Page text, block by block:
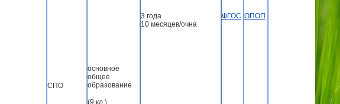
СПО
основное
общее
образование
(9 кл.)
3 года
10 месяцев/очна
ФГОС ОПОП